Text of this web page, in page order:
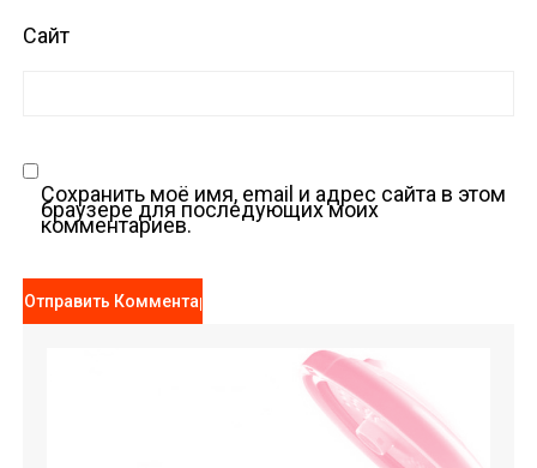
Сайт
Сохранить моё имя, email и адрес сайта в этом
браузере для последующих моих
комментариев.